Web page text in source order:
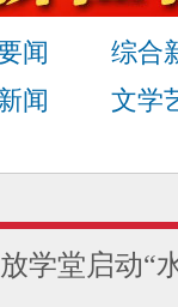
闻 综合
闻
文学
学堂启动“